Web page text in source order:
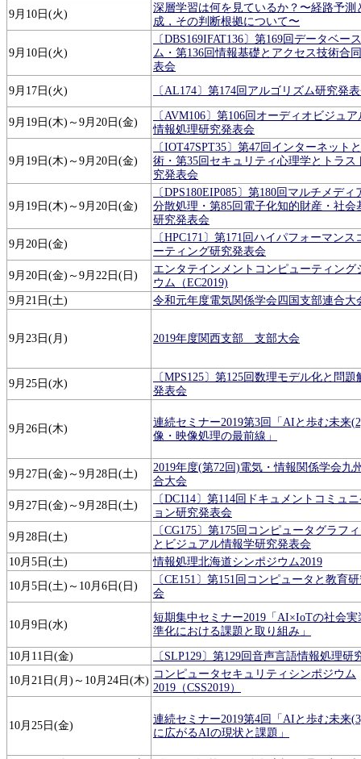
9月10日(火)
深層学習は何を見ているか？〜経路予測
成，その判断根拠について〜
9月10日(火)
〔DBS169IFAT136〕第169回データベー
ム・第136回情報基礎とアクセス技術合
表会
9月17日(火)
〔AL174〕第174回アルゴリズム研究発
9月19日(木)～9月20日(金)
〔AVM106〕第106回オーディオビジュ
情報処理研究発表会
9月19日(木)～9月20日(金)
〔IOT47SPT35〕第47回インターネット
術・第35回セキュリティ心理学とトラス
究発表会
9月19日(木)～9月20日(金)
〔DPS180EIP085〕第180回マルチメディ
分散処理・第85回電子化知的財産・社会
研究発表会
9月20日(金)
〔HPC171〕第171回ハイパフォーマンス
ーティング研究発表会
9月20日(金)～9月22日(日)
エンタテインメントコンピューティング
ウム（EC2019)
9月21日(土)
令和元年度電気関係学会四国支部連合大
9月23日(月) 2019年度関西支部 支部大会
9月25日(水)
〔MPS125〕第125回数理モデル化と問題
発表会
9月26日(木)
連続セミナー2019第3回「AIと歩む未来
像・映像処理の最前線」
9月27日(金)～9月28日(土)
2019年度(第72回)電気・情報関係学会九
合大会
9月27日(金)～9月28日(土)
〔DC114〕第114回ドキュメントコミュ
ョン研究発表会
9月28日(土)
〔CG175〕第175回コンピュータグラフ
とビジュアル情報学研究発表会
10月5日(土)
情報処理北海道シンポジウム2019
10月5日(土)～10月6日(日)
〔CE151〕第151回コンピュータと教育
会
10月9日(水)
短期集中セミナー2019「AI×IoTの社会実
準化における課題と取り組み」
10月11日(金)
〔SLP129〕第129回音声言語情報処理研
10月21日(月)～10月24日(木)
コンピュータセキュリティシンポジウム
2019（CSS2019）
10月25日(金)
連続セミナー2019第4回「AIと歩む未来
に広がるAIの現状と課題」